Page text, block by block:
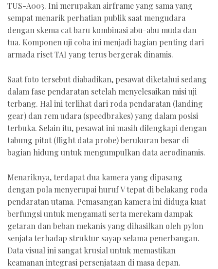
TUS-A003. Ini merupakan airframe yang sama yang
sempat menarik perhatian publik saat mengudara
dengan skema cat baru kombinasi abu-abu muda dan
tua. Komponen uji coba ini menjadi bagian penting dari
armada riset TAI yang terus bergerak dinamis.
Saat foto tersebut diabadikan, pesawat diketahui sedang
dalam fase pendaratan setelah menyelesaikan misi uji
terbang. Hal ini terlihat dari roda pendaratan (landing
gear) dan rem udara (speedbrakes) yang dalam posisi
terbuka. Selain itu, pesawat ini masih dilengkapi dengan
tabung pitot (flight data probe) berukuran besar di
bagian hidung untuk mengumpulkan data aerodinamis.
Menariknya, terdapat dua kamera yang dipasang
dengan pola menyerupai huruf V tepat di belakang roda
pendaratan utama. Pemasangan kamera ini diduga kuat
berfungsi untuk mengamati serta merekam dampak
getaran dan beban mekanis yang dihasilkan oleh pylon
senjata terhadap struktur sayap selama penerbangan.
Data visual ini sangat krusial untuk memastikan
keamanan integrasi persenjataan di masa depan.